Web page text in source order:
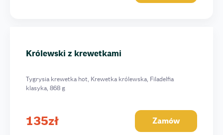
Królewski z krewetkami
Tygrysia krewetka hot, Krewetka królewska, Filadelfia
klasyka, 868 g
135zł Zamów